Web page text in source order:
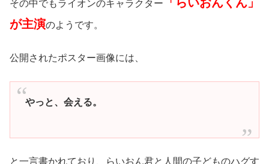
その中でもライオンのキャラクター
が主演のようです。
公開されたポスター画像には、
やっと、会える。
と一言書かれており、らいおん君と人間の子どものハグす